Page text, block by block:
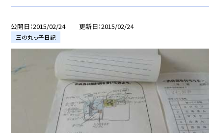
公開日 2015/02/24 更新日 2015/02/24
三の丸っ子日記